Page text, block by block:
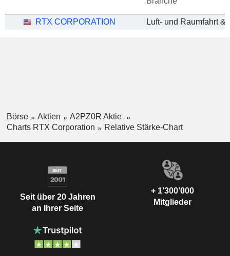
RTX CORPORATION
Börse Aktien
A2PZ0R Aktie
Charts RTX Corporation
Relative Stärke-Chart
Seit über 20 Jahren
an Ihrer Seite
+ 1’300’000
Mitglieder